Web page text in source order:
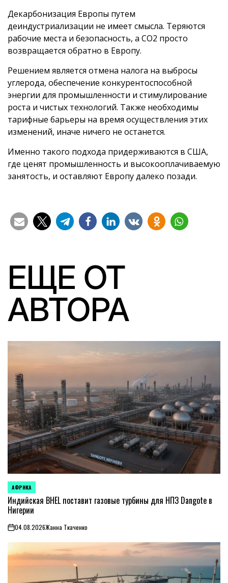
Декарбонизация Европы путем
деиндустриализации не имеет смысла. Теряются
рабочие места и безопасность, а CO2 просто
возвращается обратно в Европу.
Решением является отмена налога на выбросы
углерода, обеспечение конкурентоспособной
энергии для промышленности и стимулирование
роста и чистых технологий. Также необходимы
тарифные барьеры на время осуществления этих
изменений, иначе ничего не останется.
Именно такого подхода придерживаются в США,
где ценят промышленность и высокооплачиваемую
занятость, и оставляют Европу далеко позади.
ЕЩЕ ОТ
АВТОРА
ОПУБЛИКОВАНО
В
АФРИКА
Индийская BHEL поставит газовые турбины для НПЗ Dangote в
Нигерии
on04.08.2026Жанна Ткаченко